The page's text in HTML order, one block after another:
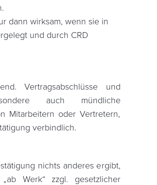
dann wirksam, wenn sie in
und durch CRD
Vertragsabschlüsse und
auch mündliche
Mitarbeitern oder Vertretern,
verbindlich.
nichts anderes ergibt,
Werk“ zzgl. gesetzlicher